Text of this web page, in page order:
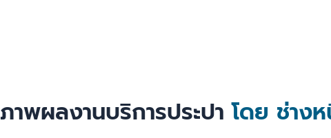
ภาพผลงานบริการประปาโดย ช่าง